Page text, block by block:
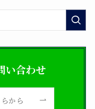
い合わせ
から